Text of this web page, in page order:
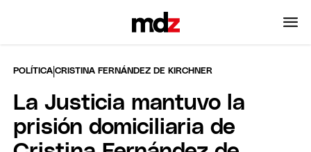
POLÍTICA |CRISTINA FERNÁNDEZ DE KIRCHNER
La Justicia mantuvo la
prisión domiciliaria de